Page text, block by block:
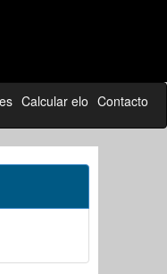
Calcular elo Contacto